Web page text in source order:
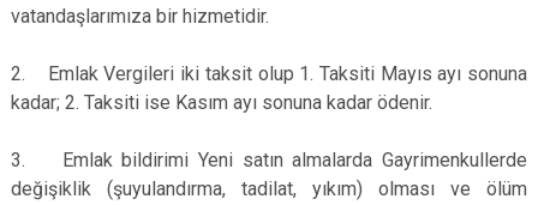
vatandaşlarımıza bir hizmetidir.
2. Emlak Vergileri iki taksit olup 1. Taksiti Mayıs ayı sonuna
kadar; 2. Taksiti ise Kasım ayı sonuna kadar ödenir.
3. Emlak bildirimi Yeni satın almalarda Gayrimenkullerde
değişiklik (şuyulandırma, tadilat, yıkım) olması ve ölüm